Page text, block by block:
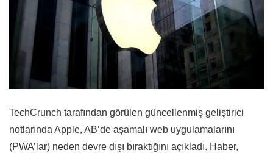
TechCrunch tarafından görülen güncellenmiş geliştirici
notlarında Apple, AB’de aşamalı web uygulamalarını
(PWA’lar) neden devre dışı bıraktığını açıkladı. Haber,